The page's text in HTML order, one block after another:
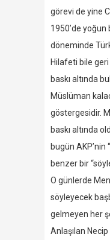
görevi de yine
1950’de
döneminde
Hilafeti bile
baskı altında
Müslüman
göstergesidir.
baskı altında
bugün AKP’nin
benzer bir
O günlerde
söyleyecek
gelmeyen her
Anlaşılan